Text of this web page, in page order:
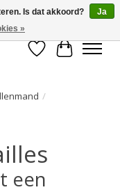
Verlanglijst
/
een
Is dat akkoord?
Ja
»